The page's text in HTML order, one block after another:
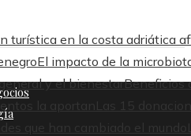
turística en la costa adriática
El impacto de la
y el bienestarBeneficios
la aportan
Las 15
que han cambiado el mundo